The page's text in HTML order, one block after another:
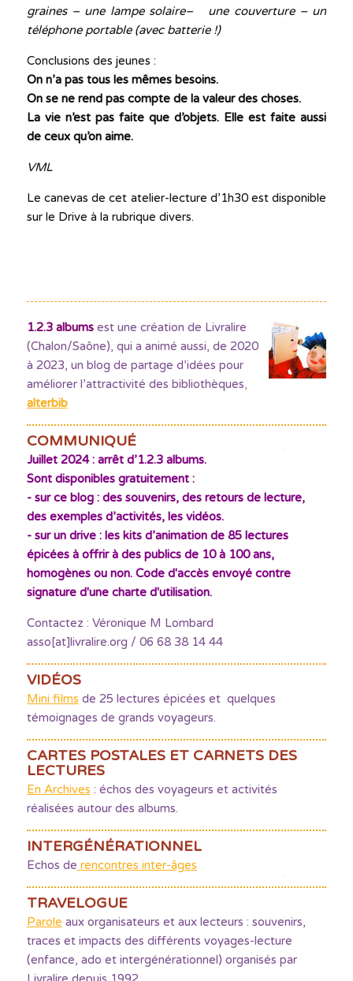
graines – une lampe solaire–
une couverture – un
téléphone portable (avec batterie !)
Conclusions des jeunes :
On n’a pas tous les mêmes besoins.
On se ne rend pas compte de la valeur des choses.
La vie n’est pas faite que d’objets. Elle est faite aussi
de ceux qu’on aime.
VML
Le canevas de cet atelier-lecture d’1h30 est disponible
sur le Drive à la rubrique divers.
1.2.3 albumsest une création de Livralire
(Chalon/Saône), qui a animé aussi, de 2020
à 2023, un blog de partage d’idées pour
améliorer l’attractivité des bibliothèques,
alterbib
COMMUNIQUÉ
Juillet 2024 : arrêt d’1.2.3 albums.
Sont disponibles gratuitement :
- sur ce blog : des souvenirs, des retours de lecture,
des exemples d’activités, les vidéos.
- sur un drive : les kits d’animation de 85 lectures
épicées à offrir à des publics de 10 à 100 ans,
homogènes ou non. Code d'accès envoyé contre
signature d'une charte d'utilisation.
Contactez : Véronique M Lombard
asso[at]livralire.org / 06 68 38 14 44
VIDÉOS
Mini films de 25 lectures épicées et quelques
témoignages de grands voyageurs.
CARTES POSTALES ET CARNETS DES
LECTURES
En Archives : échos des voyageurs et activités
réalisées autour des albums.
INTERGÉNÉRATIONNEL
Echos de rencontres inter-âges
TRAVELOGUE
Parole aux organisateurs et aux lecteurs : souvenirs,
traces et impacts des différents voyages-lecture
(enfance, ado et intergénérationnel) organisés par